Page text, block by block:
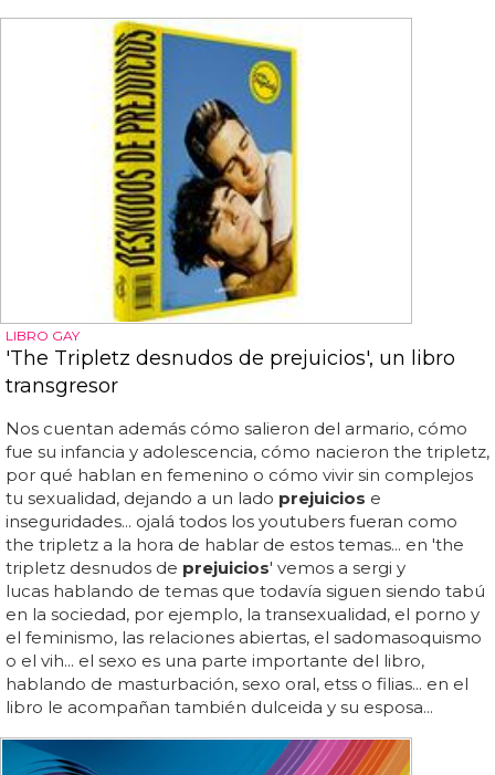
LIBRO GAY
'The Tripletz desnudos de prejuicios', un libro
transgresor
Nos cuentan además cómo salieron del armario, cómo
fue su infancia y adolescencia, cómo nacieron the tripletz,
por qué hablan en femenino o cómo vivir sin complejos
tu sexualidad, dejando a un lado prejuicios e
inseguridades... ojalá todos los youtubers fueran como
the tripletz a la hora de hablar de estos temas... en 'the
tripletz desnudos de prejuicios' vemos a sergi y
lucas hablando de temas que todavía siguen siendo tabú
en la sociedad, por ejemplo, la transexualidad, el porno y
el feminismo, las relaciones abiertas, el sadomasoquismo
o el vih... el sexo es una parte importante del libro,
hablando de masturbación, sexo oral, etss o filias... en el
libro le acompañan también dulceida y su esposa...